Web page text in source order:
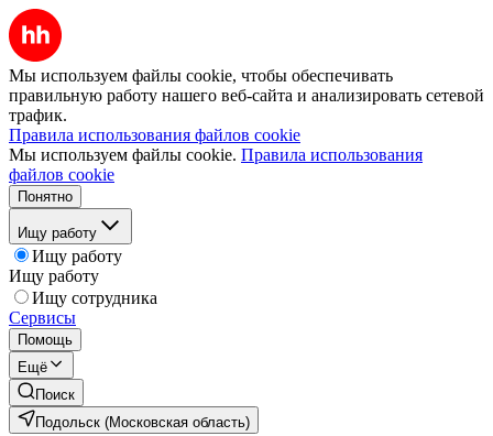
Мы используем файлы cookie, чтобы обеспечивать
правильную работу нашего веб-сайта и анализировать сетевой
трафик.
Правила использования файлов cookie
Мы используем файлы cookie. Правила использования
файлов cookie
Понятно
Ищу работу
Ищу работу
Ищу работу
Ищу сотрудника
Сервисы
Помощь
Ещё
Поиск
Подольск (Московская область)